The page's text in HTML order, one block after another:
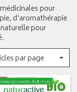
pour
d'aromathérapie
pour
par page